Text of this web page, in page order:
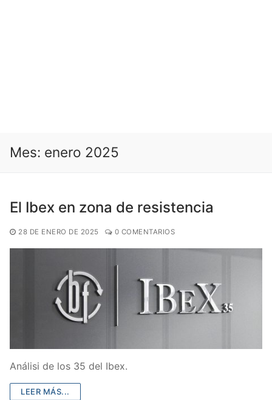
Mes: enero 2025
El Ibex en zona de resistencia
28 DE ENERO DE 2025 0 COMENTARIOS
Análisi de los 35 del Ibex.
LEER MÁS...